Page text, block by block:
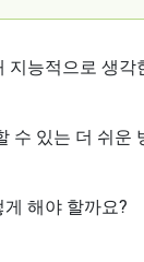
지능적으로 생각
수 있는 더 쉬운
해야 할까요?